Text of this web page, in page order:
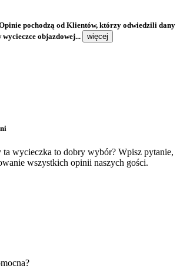
pochodzą od Klientów, którzy odwiedzili dany
objazdowej...
więcej
ta wycieczka to dobry wybór? Wpisz pytanie,
wszystkich opinii naszych gości.